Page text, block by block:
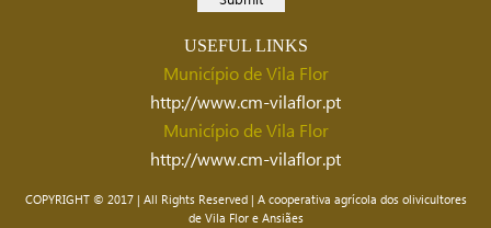
USEFUL LINKS
Município de Vila Flor
http://www.cm-vilaflor.pt
Município de Vila Flor
http://www.cm-vilaflor.pt
COPYRIGHT © 2017 | All Rights Reserved | A cooperativa agrícola dos olivicultores
de Vila Flor e Ansiães